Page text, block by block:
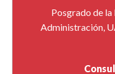
Posgrado de
Administración,